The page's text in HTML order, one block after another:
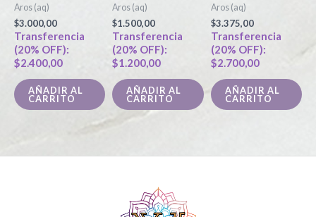
Aros (aq)
$3.000,00
Transferencia
(20% OFF):
$2.400,00
AÑADIR AL
CARRITO
Aros (aq)
$1.500,00
Transferencia
(20% OFF):
$1.200,00
AÑADIR AL
CARRITO
Aros (aq)
$3.375,00
Transferencia
(20% OFF):
$2.700,00
AÑADIR AL
CARRITO